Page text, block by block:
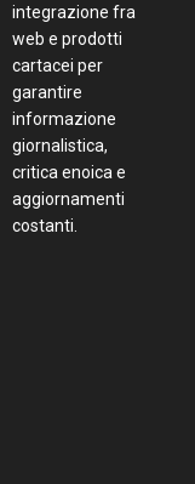
integrazione fra
web e prodotti
cartacei per
garantire
informazione
giornalistica,
critica enoica e
aggiornamenti
costanti.